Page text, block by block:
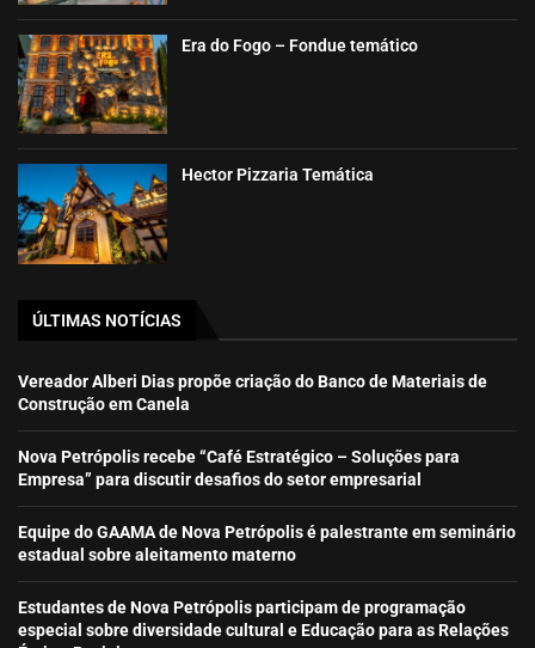
Era do Fogo – Fondue temático
Hector Pizzaria Temática
ÚLTIMAS NOTÍCIAS
Vereador Alberi Dias propõe criação do Banco de Materiais de
Construção em Canela
Nova Petrópolis recebe “Café Estratégico – Soluções para
Empresa” para discutir desafios do setor empresarial
Equipe do GAAMA de Nova Petrópolis é palestrante em seminário
estadual sobre aleitamento materno
Estudantes de Nova Petrópolis participam de programação
especial sobre diversidade cultural e Educação para as Relações